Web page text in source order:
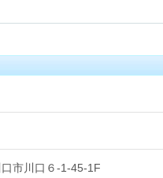
市川口６-1-45-1F